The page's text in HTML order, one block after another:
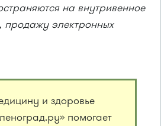
на внутривенное
продажу электронных
и здоровье
помогает